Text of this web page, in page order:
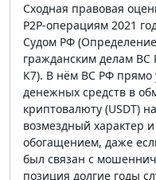
Сходная правовая
P2P-операциям 2021
Судом РФ
гражданским делам ВС
К7). В нём ВС РФ прямо
денежных средств в
криптовалюту (USDT)
возмездный характер
обогащением, даже
был связан с
позиция долгие годы